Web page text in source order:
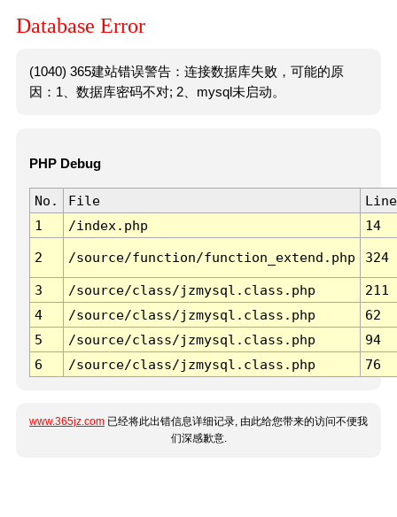
Database Error
(1040) 365建站错误警告：连接数据库失败，可能的原
因：1、数据库密码不对; 2、mysql未启动。
PHP Debug
No. File
Line
1
/index.php 14
2 /source/function/function_extend.php 324
3 /source/class/jzmysql.class.php
211
4
/source/class/jzmysql.class.php
62
5
/source/class/jzmysql.class.php
94
6
/source/class/jzmysql.class.php 76
www.365jz.com 已经将此出错信息详细记录, 由此给您带来的访问不便我
们深感歉意.